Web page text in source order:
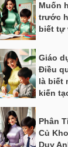
Muốn
trước
biết tự
Giáo
Điều
là biết
kiến
Phân
Củ
Duy